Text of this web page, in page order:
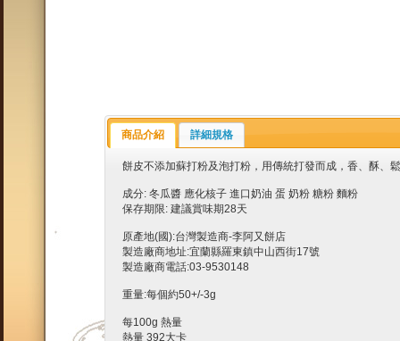
商品介紹 詳細規格
餅皮不添加蘇打粉及泡打粉，用傳統打發而成，香、酥、
成分: 冬瓜醬 應化核子 進口奶油 蛋 奶粉 糖粉 麵粉
保存期限: 建議賞味期28天
原產地(國):台灣製造商-李阿又餅店
製造廠商地址:宜蘭縣羅東鎮中山西街17號
製造廠商電話:03-9530148
重量:每個約50+/-3g
每100g 熱量
熱量 392大卡